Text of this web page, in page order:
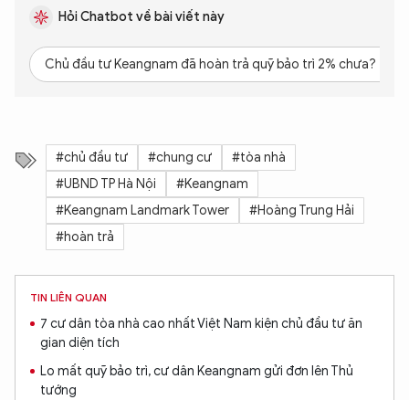
Hỏi Chatbot về bài viết này
Chủ đầu tư Keangnam đã hoàn trả quỹ bảo trì 2% chưa?
#chủ đầu tư #chung cư
#tòa nhà
#UBND TP Hà Nội
#Keangnam
#Keangnam Landmark Tower
#Hoàng Trung Hải
#hoàn trả
TIN LIÊN QUAN
7 cư dân tòa nhà cao nhất Việt Nam kiện chủ đầu tư ăn
gian diện tích
Lo mất quỹ bảo trì, cư dân Keangnam gửi đơn lên Thủ
tướng